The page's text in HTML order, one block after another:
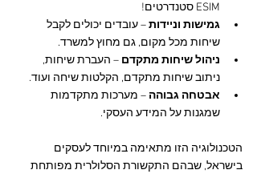
ESIM סטנדרטים!
גמישות וניידות – עובדים יכולים לקבל
שיחות מכל מקום, גם מחוץ למשרד.
ניהול שיחות מתקדם – העברת שיחות,
ניתוב שיחות מתקדם, הקלטות שיחה ועוד.
אבטחה גבוהה – מערכות מתקדמות
שמגנות על המידע העסקי.
הטכנולוגיה הזו מתאימה במיוחד לעסקים
בישראל, שבהם התקשורת הסלולרית מפותחת